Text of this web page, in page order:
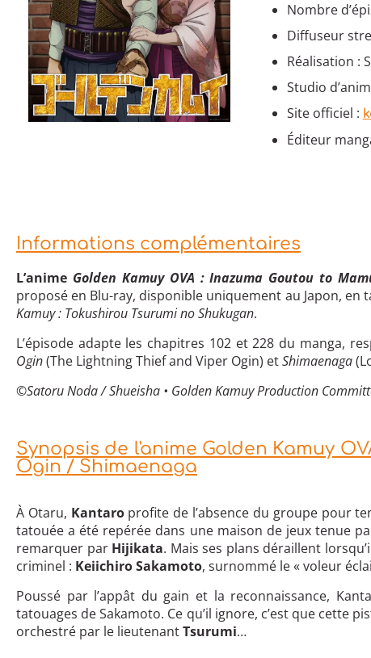
Nombre
Diffuseur
Réalisation :
Studio
Site officiel :
Éditeur
Informations complémentaires
L’anime Golden Kamuy OVA : Inazuma Goutou to
proposé en Blu-ray, disponible uniquement au Japon,
Kamuy : Tokushirou Tsurumi no Shukugan.
L’épisode adapte les chapitres 102 et 228 du manga,
Ogin(The Lightning Thief and Viper Ogin) etShimaenaga
©Satoru Noda / Shueisha • Golden Kamuy Production
Synopsis de l'anime Golden Kamuy
Ogin / Shimaenaga
À Otaru, Kantaroprofite de l’absence du groupe pour
tatouée a été repérée dans une maison de jeux tenue
remarquer par Hijikata. Mais ses plans déraillent
criminel : Keiichiro Sakamoto, surnommé le « voleur
Poussé par l’appât du gain et la reconnaissance,
tatouages de Sakamoto. Ce qu’il ignore, c’est que cette
orchestré par le lieutenantTsurumi…